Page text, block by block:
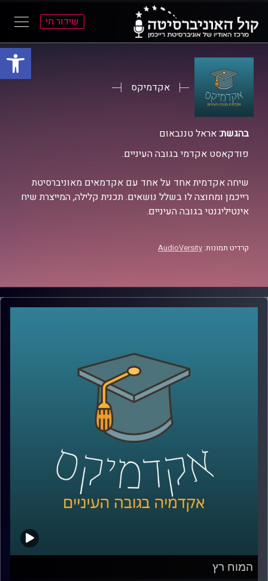
פתח
שידור חי
אקדמיקס
בהגשת:אראל טננבאום
פודקאסט אקדמי בגובה העיניים.
שיחה אקדמית אחד על אחד עם אקדמאים מאוניברסיטת
רייכמן ומחוצה לו בשלל נושאים. תכנית קלילה, המייצרת שיח
אינטיליגנטי בגובה העיניים.
קרדיט תמונות: AudioVersity
המוח רץ